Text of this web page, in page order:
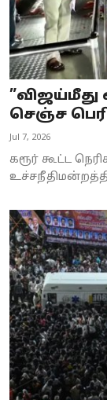
”விஜய்மீது
செஞ்ச
Jul 7, 2026
கரூர் கூட்ட